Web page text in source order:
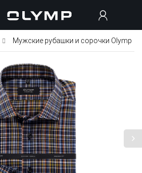
Мужские рубашки и сорочки Olymp